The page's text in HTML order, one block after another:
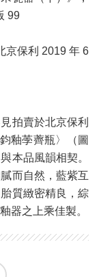
99
京保利 2019 年 6
拍賣於北京保利
釉荸薺瓶〉（圖
本品風韻相契。
而自然，藍紫互
質緻密精良，綜
器之上乘佳製。